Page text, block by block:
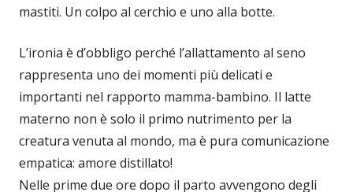
mastiti. Un colpo al cerchio e uno alla botte.
L’ironia è d’obbligo perché l’allattamento al seno
rappresenta uno dei momenti più delicati e
importanti nel rapporto mamma-bambino. Il latte
materno non è solo il primo nutrimento per la
creatura venuta al mondo, ma è pura comunicazione
empatica: amore distillato!
Nelle prime due ore dopo il parto avvengono degli